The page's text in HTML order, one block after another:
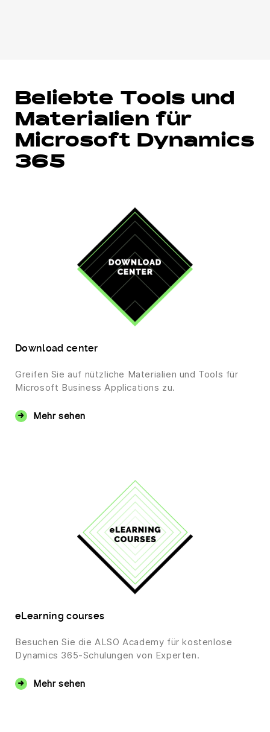
Beliebte Tools und
Materialien für
Microsoft Dynamics
365
Download center
Greifen Sie auf nützliche Materialien und Tools für
Microsoft Business Applications zu.
Mehr sehen
eLearning courses
Besuchen Sie die ALSO Academy für kostenlose
Dynamics 365-Schulungen von Experten.
Mehr sehen